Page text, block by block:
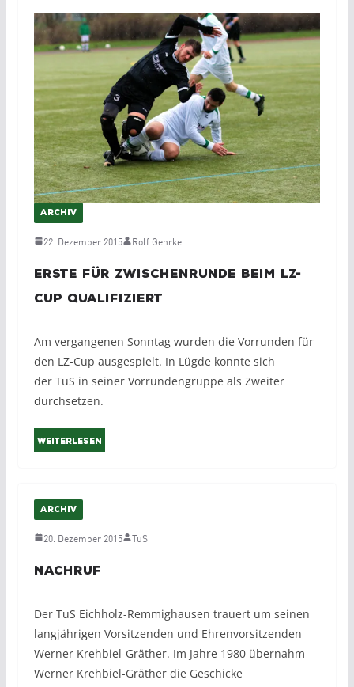
ARCHIV
22. Dezember 2015 Rolf Gehrke
Erste für Zwischenrunde beim LZ-
Cup qualifiziert
Am vergangenen Sonntag wurden die Vorrunden für
den LZ-Cup ausgespielt. In Lügde konnte sich
der TuS in seiner Vorrundengruppe als Zweiter
durchsetzen.
Weiterlesen
ARCHIV
20. Dezember 2015 TuS
Nachruf
Der TuS Eichholz-Remmighausen trauert um seinen
langjährigen Vorsitzenden und Ehrenvorsitzenden
Werner Krehbiel-Gräther. Im Jahre 1980 übernahm
Werner Krehbiel-Gräther die Geschicke